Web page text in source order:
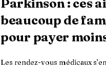
Parkinson : ces
beaucoup de
pour payer
Les rendez-vous médicaux